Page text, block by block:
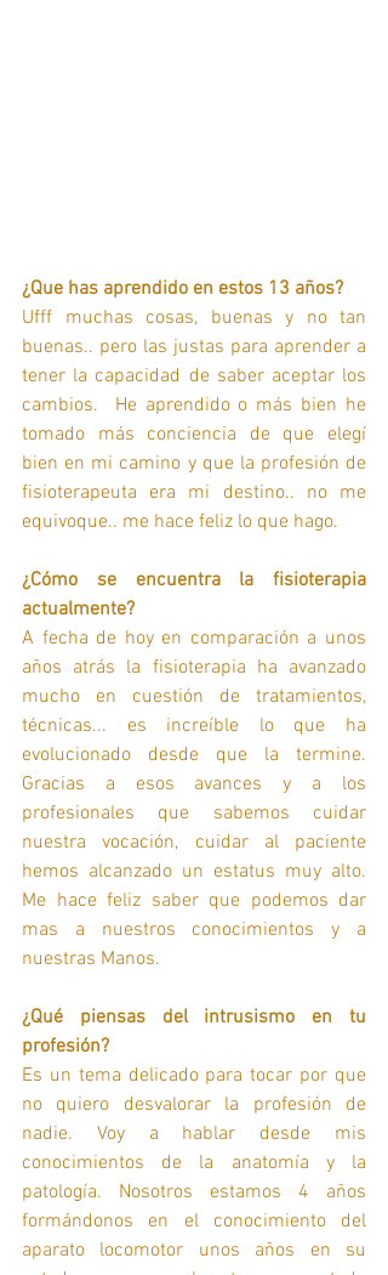
¿Que has aprendido en estos 13 años?
Ufff muchas cosas, buenas y no tan
buenas.. pero las justas para aprender a
tener la capacidad de saber aceptar los
cambios.  He aprendido o más bien he
tomado más conciencia de que elegí
bien en mi camino y que la profesión de
fisioterapeuta era mi destino.. no me
equivoque.. me hace feliz lo que hago.
¿Cómo se encuentra la fisioterapia
actualmente?
A fecha de hoy en comparación a unos
años atrás la fisioterapia ha avanzado
mucho en cuestión de tratamientos,
técnicas... es increíble lo que ha
evolucionado desde que la termine.
Gracias a esos avances y a los
profesionales que sabemos cuidar
nuestra vocación, cuidar al paciente
hemos alcanzado un estatus muy alto.
Me hace feliz saber que podemos dar
mas a nuestros conocimientos y a
nuestras Manos.
¿Qué piensas del intrusismo en tu
profesión?
Es un tema delicado para tocar por que
no quiero desvalorar la profesión de
nadie. Voy a hablar desde mis
conocimientos de la anatomía y la
patología. Nosotros estamos 4 años
formándonos en el conocimiento del
aparato locomotor unos años en su